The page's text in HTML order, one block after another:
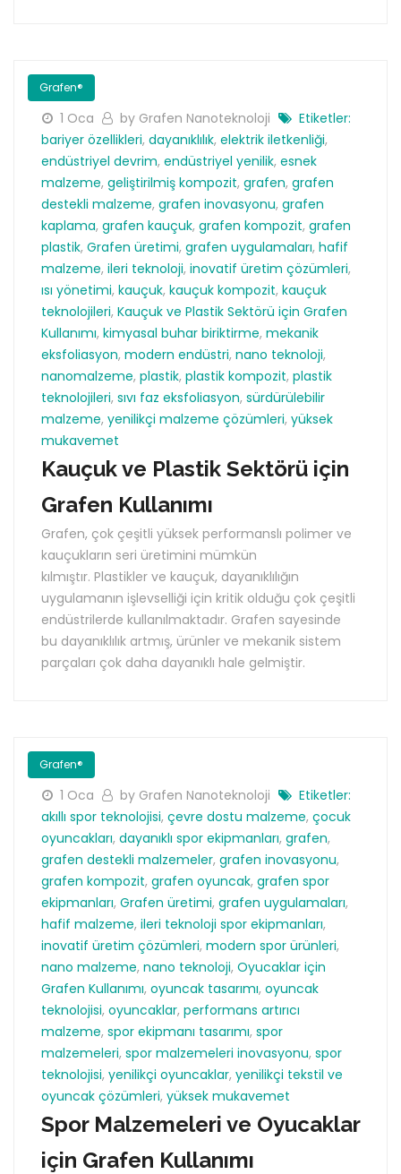
Grafen®
1 Oca by Grafen Nanoteknoloji
Etiketler:
bariyer özellikleri, dayanıklılık, elektrik iletkenliği,
endüstriyel devrim, endüstriyel yenilik, esnek
malzeme, geliştirilmiş kompozit, grafen, grafen
destekli malzeme, grafen inovasyonu, grafen
kaplama, grafen kauçuk, grafen kompozit, grafen
plastik, Grafen üretimi, grafen uygulamaları, hafif
malzeme, ileri teknoloji, inovatif üretim çözümleri,
ısı yönetimi, kauçuk, kauçuk kompozit, kauçuk
teknolojileri, Kauçuk ve Plastik Sektörü için Grafen
Kullanımı, kimyasal buhar biriktirme, mekanik
eksfoliasyon, modern endüstri, nano teknoloji,
nanomalzeme, plastik, plastik kompozit, plastik
teknolojileri, sıvı faz eksfoliasyon, sürdürülebilir
malzeme, yenilikçi malzeme çözümleri, yüksek
mukavemet
Kauçuk ve Plastik Sektörü için
Grafen Kullanımı
Grafen, çok çeşitli yüksek performanslı polimer ve
kauçukların seri üretimini mümkün
kılmıştır. Plastikler ve kauçuk, dayanıklılığın
uygulamanın işlevselliği için kritik olduğu çok çeşitli
endüstrilerde kullanılmaktadır. Grafen sayesinde
bu dayanıklılık artmış, ürünler ve mekanik sistem
parçaları çok daha dayanıklı hale gelmiştir.
Grafen®
1 Oca by Grafen Nanoteknoloji
Etiketler:
akıllı spor teknolojisi, çevre dostu malzeme, çocuk
oyuncakları, dayanıklı spor ekipmanları, grafen,
grafen destekli malzemeler, grafen inovasyonu,
grafen kompozit, grafen oyuncak, grafen spor
ekipmanları, Grafen üretimi, grafen uygulamaları,
hafif malzeme, ileri teknoloji spor ekipmanları,
inovatif üretim çözümleri, modern spor ürünleri,
nano malzeme, nano teknoloji, Oyucaklar için
Grafen Kullanımı, oyuncak tasarımı, oyuncak
teknolojisi, oyuncaklar, performans artırıcı
malzeme, spor ekipmanı tasarımı, spor
malzemeleri, spor malzemeleri inovasyonu, spor
teknolojisi, yenilikçi oyuncaklar, yenilikçi tekstil ve
oyuncak çözümleri, yüksek mukavemet
Spor Malzemeleri ve Oyucaklar
için Grafen Kullanımı